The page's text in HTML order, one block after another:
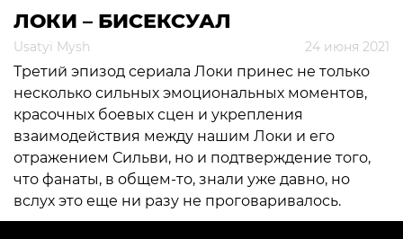
ЛОКИ – БИСЕКСУАЛ
Usatyi Mysh 24 июня 2021
Третий эпизод сериала Локи принес не только
несколько сильных эмоциональных моментов,
красочных боевых сцен и укрепления
взаимодействия между нашим Локи и его
отражением Сильви, но и подтверждение того,
что фанаты, в общем-то, знали уже давно, но
вслух это еще ни разу не проговаривалось.